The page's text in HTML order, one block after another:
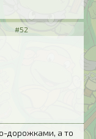
#52
дорожками, а то